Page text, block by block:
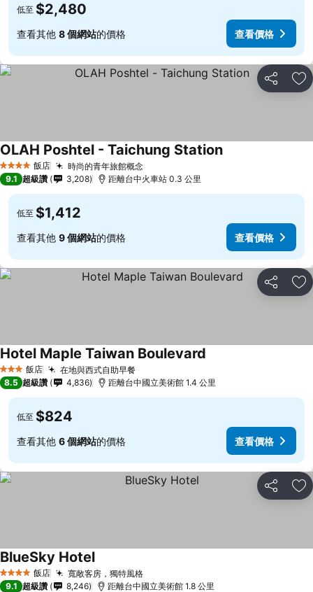
低至 $2,480
查看其他 8 個網站的價格 查看價格
分享 加
4 星級 飯店 時尚的青年旅館概念查看價格
OLAH Poshtel - Taichung Station查看價格
9.1 超級讚 3,208 距離台中火車站 0.3 公里
低至 $1,412
查看其他 9 個網站的價格 查看價格
分享 加
3 星級 飯店 在地與西式自助早餐查看價格
Hotel Maple Taiwan Boulevard
8.5 超級讚 4,836 距離台中國立美術館 1.4 公里
低至 $824
查看其他 6 個網站的價格 查看價格
分享 加
4 星級 飯店 寬敞客房，獨特風格查看價格
BlueSky Hotel查看價格
9.1 超級讚 8,246 距離台中國立美術館 1.8 公里